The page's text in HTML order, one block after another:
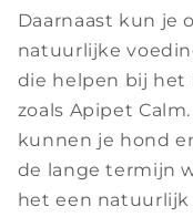
Daarnaast kun je
natuurlijke
die helpen bij het
zoals Apipet
kunnen je hond
de lange termijn
het een